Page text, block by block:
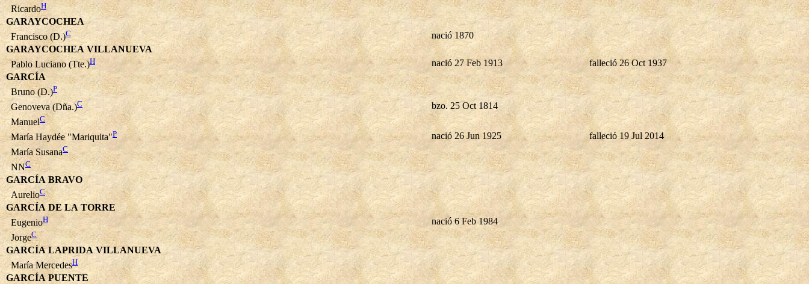
RicardoH
GARAYCOCHEA
Francisco (D.)C
nació 1870
GARAYCOCHEA VILLANUEVA
Pablo Luciano (Tte.)H nació 27 Feb 1913
falleció 26 Oct 1937
GARCÍA
Bruno (D.)P
Genoveva (Dña.)C
bzo. 25 Oct 1814
ManuelC
María Haydée "Mariquita"P nació 26 Jun 1925
falleció 19 Jul 2014
María SusanaC
NNC
GARCÍA BRAVO
AurelioC
GARCÍA DE LA TORRE
EugenioH
nació 6 Feb 1984
JorgeC
GARCÍA LAPRIDA VILLANUEVA
María MercedesH
GARCÍA PUENTE